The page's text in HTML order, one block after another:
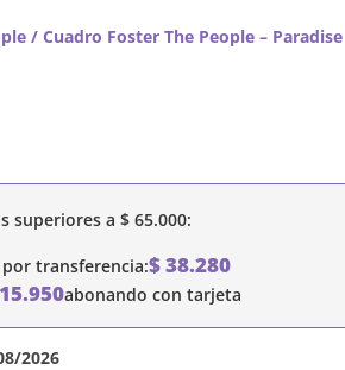
/ Cuadro Foster The People – Paradise
superiores a $65.000:
transferencia:$38.280
abonando con tarjeta
2026